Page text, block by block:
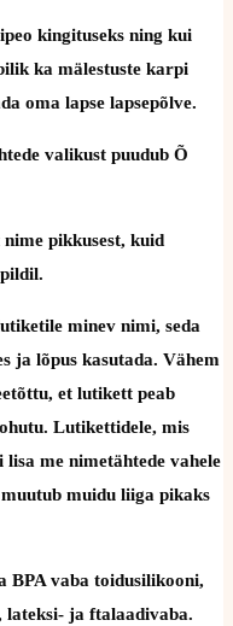
kingituseks ning kui
ka mälestuste karpi
oma lapse lapsepõlve.
valikust puudub Õ
pikkusest, kuid
minev nimi, seda
ja lõpus kasutada. Vähem
et lutikett peab
Lutikettidele, mis
me nimetähtede vahele
muidu liiga pikaks
vaba toidusilikooni,
ja ftalaadivaba.